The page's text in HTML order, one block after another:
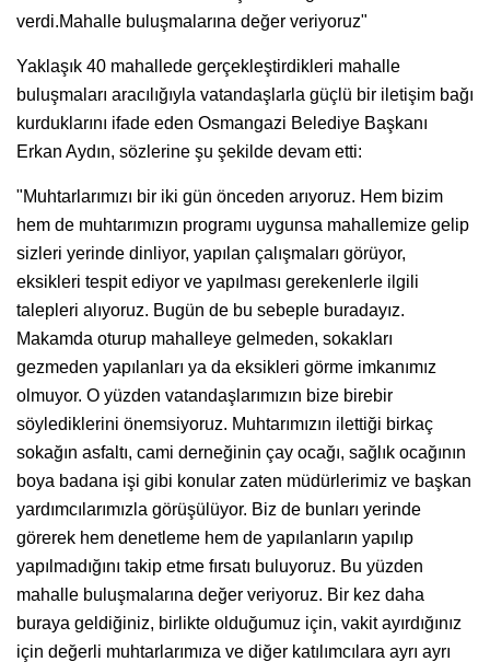
verdi.Mahalle buluşmalarına değer veriyoruz"
Yaklaşık 40 mahallede gerçekleştirdikleri mahalle
buluşmaları aracılığıyla vatandaşlarla güçlü bir iletişim bağı
kurduklarını ifade eden Osmangazi Belediye Başkanı
Erkan Aydın, sözlerine şu şekilde devam etti:
"Muhtarlarımızı bir iki gün önceden arıyoruz. Hem bizim
hem de muhtarımızın programı uygunsa mahallemize gelip
sizleri yerinde dinliyor, yapılan çalışmaları görüyor,
eksikleri tespit ediyor ve yapılması gerekenlerle ilgili
talepleri alıyoruz. Bugün de bu sebeple buradayız.
Makamda oturup mahalleye gelmeden, sokakları
gezmeden yapılanları ya da eksikleri görme imkanımız
olmuyor. O yüzden vatandaşlarımızın bize birebir
söylediklerini önemsiyoruz. Muhtarımızın ilettiği birkaç
sokağın asfaltı, cami derneğinin çay ocağı, sağlık ocağının
boya badana işi gibi konular zaten müdürlerimiz ve başkan
yardımcılarımızla görüşülüyor. Biz de bunları yerinde
görerek hem denetleme hem de yapılanların yapılıp
yapılmadığını takip etme fırsatı buluyoruz. Bu yüzden
mahalle buluşmalarına değer veriyoruz. Bir kez daha
buraya geldiğiniz, birlikte olduğumuz için, vakit ayırdığınız
için değerli muhtarlarımıza ve diğer katılımcılara ayrı ayrı